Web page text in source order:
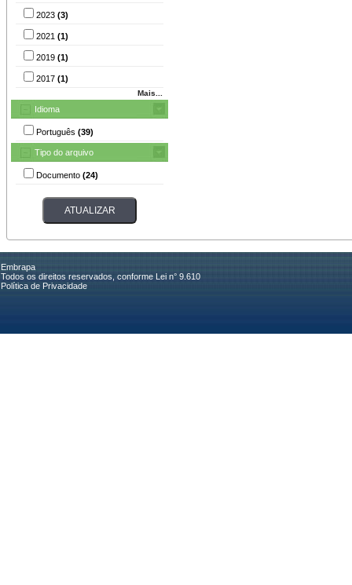
2023 (3)
2021 (1)
2019 (1)
2017 (1)
Mais...
Idioma
Português (39)
Tipo do arquivo
Documento (24)
Embrapa
Todos os direitos reservados, conforme Lei n° 9.610
Política de Privacidade